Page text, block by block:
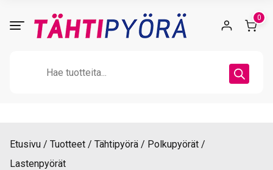
0
Etusivu Tuotteet Tähtipyörä
Polkupyörät
Lastenpyörät